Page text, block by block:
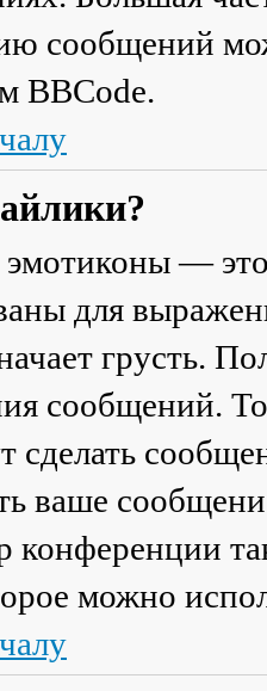
сообщений
BBCode.
—
для
грусть.
сообщений.
сделать
ваше
конференции
можно